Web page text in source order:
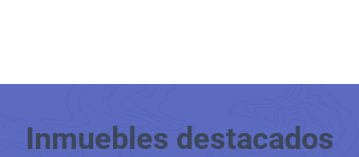
Inmuebles destacados